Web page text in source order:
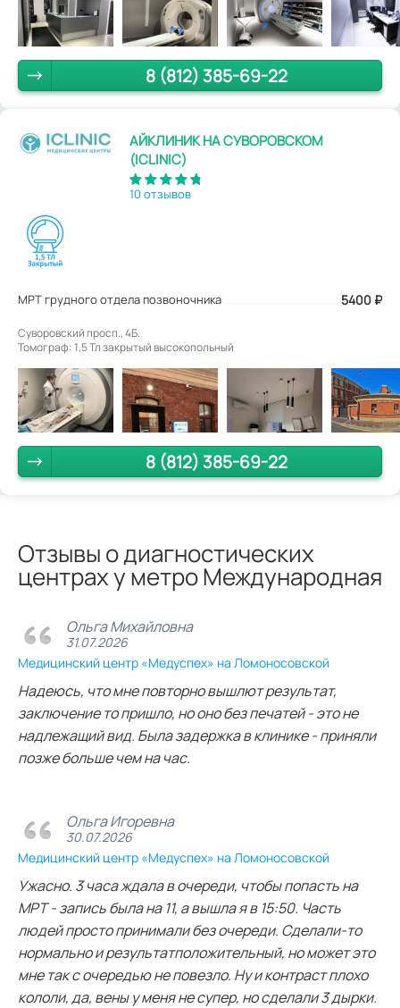
8 (812) 385-69-22
АЙКЛИНИК НА СУВОРОВСКОМ
(ICLINIC)
10 отзывов
МРТ грудного отдела позвоночника 5400 ₽
Суворовский просп., 4Б.
Томограф: 1,5 Тл закрытый высокопольный
8 (812) 385-69-22
Отзывы о диагностических
центрах у метро Международная
Ольга Михайловна
31.07.2026
Медицинский центр «Медуспех» на Ломоносовской
Надеюсь, что мне повторно вышлют результат,
заключение то пришло, но оно без печатей - это не
надлежащий вид. Была задержка в клинике - приняли
позже больше чем на час.
Ольга Игоревна
30.07.2026
Медицинский центр «Медуспех» на Ломоносовской
Ужасно. 3 часа ждала в очереди, чтобы попасть на
МРТ - запись была на 11, а вышла я в 15:50. Часть
людей просто принимали без очереди. Сделали-то
нормально и результатположительный, но может это
мне так с очередью не повезло. Ну и контраст плохо
кололи, да, вены у меня не супер, но сделали 3 дырки.